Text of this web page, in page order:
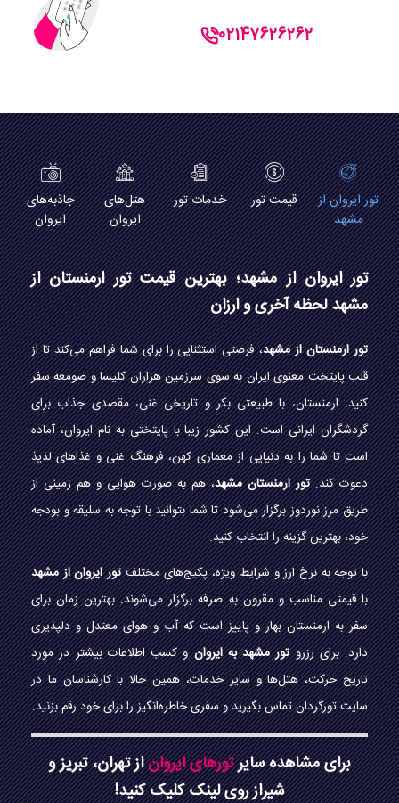
02147626262
تور ایروان از
مشهد
قیمت تور خدمات تور
هتل‌های
ایروان
جاذبه‌های
ایروان
تور ایروان از مشهد؛ بهترین قیمت تور ارمنستان از
مشهد لحظه آخری و ارزان
تور ارمنستان از مشهد، فرصتی استثنایی را برای شما فراهم می‌کند تا از
قلب پایتخت معنوی ایران به سوی سرزمین هزاران کلیسا و صومعه سفر
کنید. ارمنستان، با طبیعتی بکر و تاریخی غنی، مقصدی جذاب برای
گردشگران ایرانی است. این کشور زیبا با پایتختی به نام ایروان، آماده
است تا شما را به دنیایی از معماری کهن، فرهنگ غنی و غذاهای لذیذ
دعوت کند.تور ارمنستان مشهد، هم به صورت هوایی و هم زمینی از
طریق مرز نوردوز برگزار می‌شود تا شما بتوانید با توجه به سلیقه و بودجه
خود، بهترین گزینه را انتخاب کنید.
با توجه به نرخ ارز و شرایط ویژه، پکیج‌های مختلفتور ایروان از مشهد
با قیمتی مناسب و مقرون به صرفه برگزار می‌شوند. بهترین زمان برای
سفر به ارمنستان بهار و پاییز است که آب و هوای معتدل و دلپذیری
دارد. برای رزروتور مشهد به ایروانو کسب اطلاعات بیشتر در مورد
تاریخ حرکت، هتل‌ها و سایر خدمات، همین حالا با کارشناسان ما در
سایت تورگردان تماس بگیرید و سفری خاطره‌انگیز را برای خود رقم بزنید.
برای مشاهده سایرتورهای ایرواناز تهران، تبریز و
شیراز روی لینک کلیک کنید!